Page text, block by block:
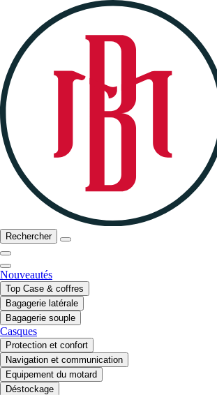
Rechercher
Nouveautés
Top Case & coffres
Bagagerie latérale
Bagagerie souple
Casques
Protection et confort
Navigation et communication
Equipement du motard
Déstockage